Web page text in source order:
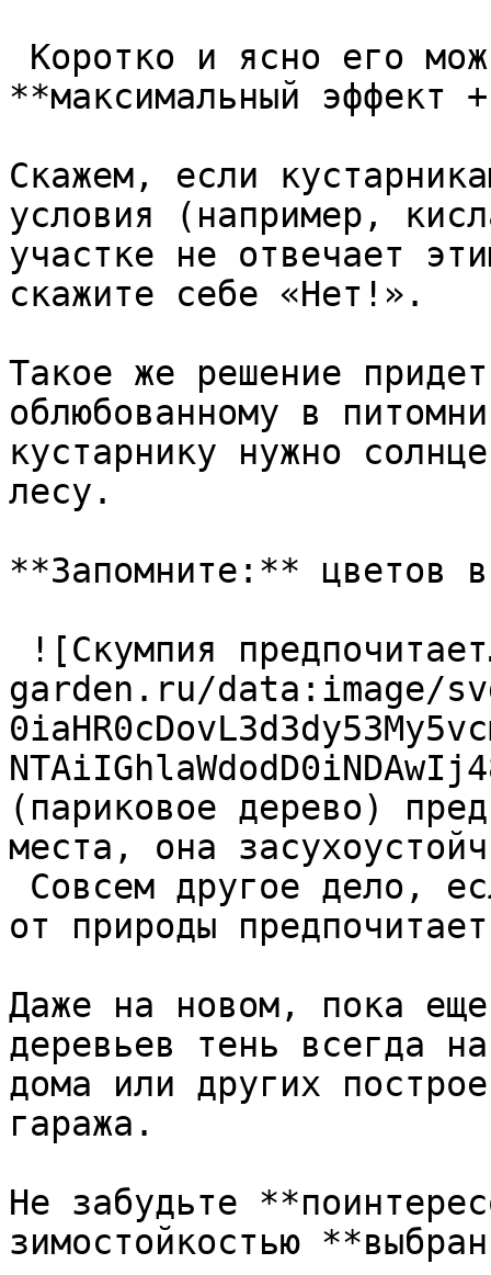
**максимальный эффект
Скажем, если
условия (например,
участке не отвечает
скажите себе «Нет!».
Такое же решение
облюбованному в
кустарнику нужно
лесу.
**Запомните:** цветов
garden.ru/data:image/
(париковое дерево)
места, она
от природы
Даже на новом, пока
деревьев тень всегда
дома или других
гаража.
Не забудьте
зимостойкостью